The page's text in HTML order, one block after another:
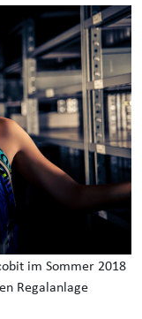
im Sommer 2018
Regalanlage